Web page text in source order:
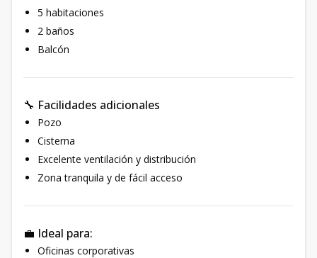
5 habitaciones
2 baños
Balcón
🔧 Facilidades adicionales
Pozo
Cisterna
Excelente ventilación y distribución
Zona tranquila y de fácil acceso
💼 Ideal para:
Oficinas corporativas